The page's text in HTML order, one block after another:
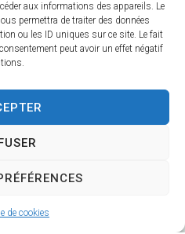
aux informations des appareils. Le
permettra de traiter des données
ou les ID uniques sur ce site. Le fait
peut avoir un effet négatif
de cookies
Ville
La Chapelle
Trouy